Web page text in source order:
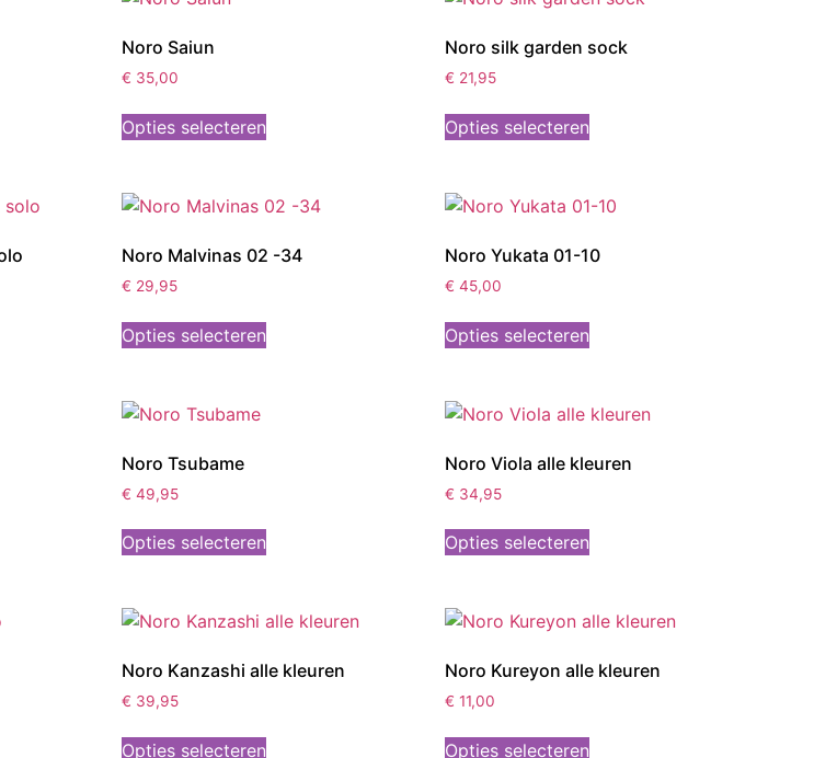
Noro Saiun
€ 35,00
Opties selecteren
Noro silk garden sock
€ 21,95
Opties selecteren
Noro Malvinas 02 -34
€ 29,95
Opties selecteren
Noro Yukata 01-10
€ 45,00
Opties selecteren
Noro Tsubame
€ 49,95
Opties selecteren
Noro Viola alle kleuren
€ 34,95
Opties selecteren
Noro Kanzashi alle kleuren
€ 39,95
Opties selecteren
Noro Kureyon alle kleuren
€ 11,00
Opties selecteren